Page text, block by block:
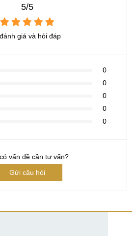
5/5
giá và hỏi đáp
0
0
0
0
0
vấn đề cần tư vấn?
Gửi câu hỏi